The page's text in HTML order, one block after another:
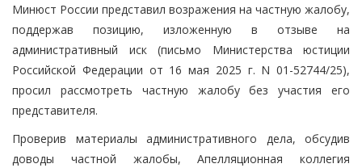
Минюст России представил возражения на частную жалобу,
поддержав позицию, изложенную в отзыве на
административный иск (письмо Министерства юстиции
Российской Федерации от 16 мая 2025 г. N 01-52744/25),
просил рассмотреть частную жалобу без участия его
представителя.
Проверив материалы административного дела, обсудив
доводы частной жалобы, Апелляционная коллегия